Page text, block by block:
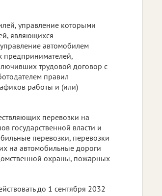
управление которыми
являющихся
автомобилем
предпринимателей,
трудовой договор с
правил
работы и (или)
перевозки на
государственной власти и
перевозки, перевозки
на автомобильные дороги
охраны, пожарных
до 1 сентября 2032